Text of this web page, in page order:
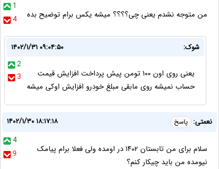
1
4
من متوجه نشدم یعنی چی؟؟؟؟ میشه یکس برام توضیح بده
شوک:
۱۴۰۲/۱/۳۱ ۰۹:۰۴:۵۰
2
3
یعنی روی اون ۱۰۰ تومن پیش پرداخت افزایش قیمت
حساب نمیشه روی مابقی مبلغ خودرو افزایش اوکی میشه
نعمتی: پاسخ
۱۴۰۲/۱/۳۰ ۱۸:۱۷:۱۸
4
9
سلام برای من تابستان ۱۴۰۲ در اومده ولی فعلا برام پیامک
نیومده من باید چیکار کنم؟